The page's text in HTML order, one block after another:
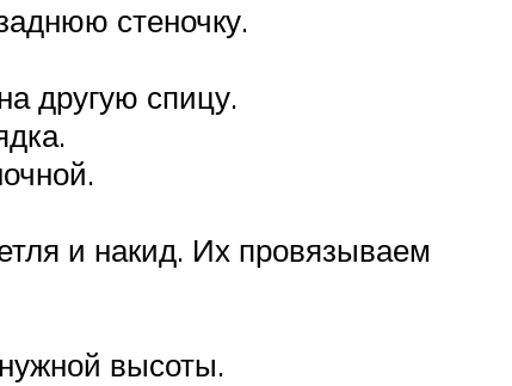
стеночку.
другую спицу.
и накид. Их провязываем
высоты.